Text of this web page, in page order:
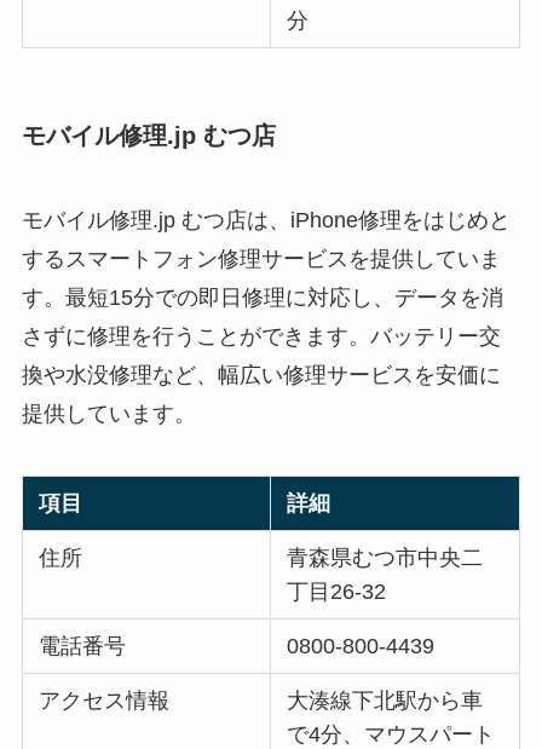
分
モバイル修理.jp むつ店
モバイル修理.jp むつ店は、iPhone修理をはじめと
するスマートフォン修理サービスを提供していま
す。最短15分での即日修理に対応し、データを消
さずに修理を行うことができます。バッテリー交
換や水没修理など、幅広い修理サービスを安価に
提供しています。
項目 詳細
住所
青森県むつ市中央二
丁目26-32
電話番号 0800-800-4439
アクセス情報
大湊線下北駅から車
で4分、マウスパート